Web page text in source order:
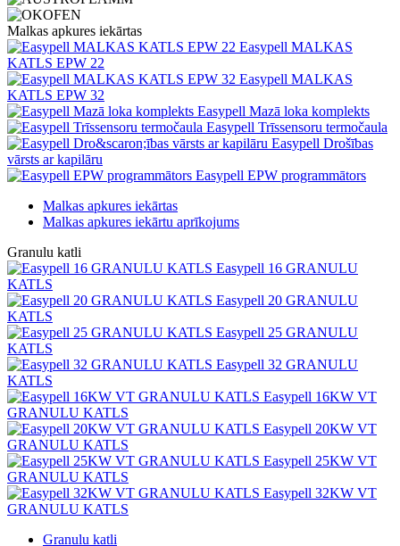
Malkas apkures iekārtas
Easypell MALKAS
KATLS EPW 22
Easypell MALKAS
KATLS EPW 32
Easypell Mazā loka komplekts
Easypell Trīssensoru termočaula
Easypell Drošības
vārsts ar kapilāru
Easypell EPW programmātors
Malkas apkures iekārtas
Malkas apkures iekārtu aprīkojums
Granulu katli
Easypell 16 GRANULU
KATLS
Easypell 20 GRANULU
KATLS
Easypell 25 GRANULU
KATLS
Easypell 32 GRANULU
KATLS
Easypell 16KW VT
GRANULU KATLS
Easypell 20KW VT
GRANULU KATLS
Easypell 25KW VT
GRANULU KATLS
Easypell 32KW VT
GRANULU KATLS
Granulu katli